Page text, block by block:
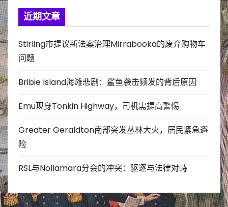
近期文章
Stirling市提议新法案治理Mirrabooka的废弃购物车
问题
Bribie Island海滩悲剧：鲨鱼袭击频发的背后原因
Emu现身Tonkin Highway，司机需提高警惕
Greater Geraldton南部突发丛林大火，居民紧急避
险
RSL与Nollamara分会的冲突：驱逐与法律对峙